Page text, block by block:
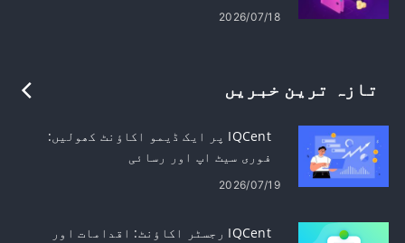
2026/07/18
تازہ ترین خبریں
IQCent پر ایک ڈیمو اکاؤنٹ کھولیں:
فوری سیٹ اپ اور رسائی
2026/07/19
IQCent رجسٹر اکاؤنٹ: اقدامات اور